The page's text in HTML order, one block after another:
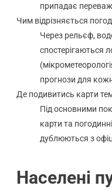
припадає
Чим відрізняється
Через рельєф,
спостерігаються
прогнози для
Де подивитись карти
Під основними
карти та
дублюються з
Населені